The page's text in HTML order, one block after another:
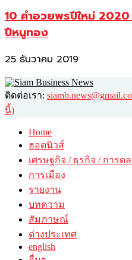
10 คำอวยพรปีใหม่
ปีหนูทอง
25 ธันวาคม 2019
ติดต่อเรา:
นี้)
Home
ฮอตนิวส์
เศรษฐกิจ / ธุรกิจ / การต
การเมือง
รายงาน
บทความ
สัมภาษณ์
ต่างประเทศ
english